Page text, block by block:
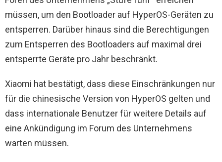
müssen, um den Bootloader auf HyperOS-Geräten zu
entsperren. Darüber hinaus sind die Berechtigungen
zum Entsperren des Bootloaders auf maximal drei
entsperrte Geräte pro Jahr beschränkt.
Xiaomi hat bestätigt, dass diese Einschränkungen nur
für die chinesische Version von HyperOS gelten und
dass internationale Benutzer für weitere Details auf
eine Ankündigung im Forum des Unternehmens
warten müssen.